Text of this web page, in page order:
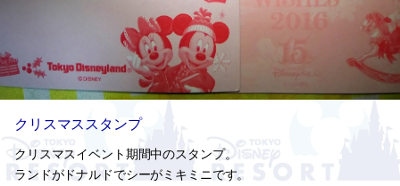
クリスマススタンプ
クリスマスイベント期間中のスタンプ。
ランドがドナルドでシーがミキミニです。